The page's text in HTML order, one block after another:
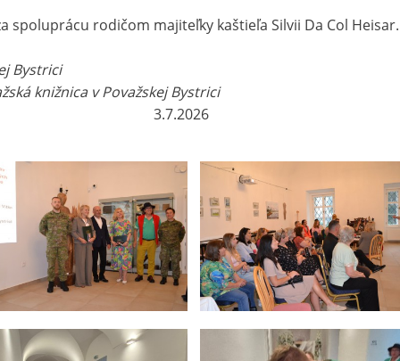
spoluprácu rodičom majiteľky kaštieľa Silvii Da Col Heisar.
Bystrici
knižnica v Považskej Bystrici